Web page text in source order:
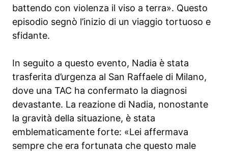
battendo con violenza il viso a terra». Questo
episodio segnò l’inizio di un viaggio tortuoso e
sfidante.
In seguito a questo evento, Nadia è stata
trasferita d’urgenza al San Raffaele di Milano,
dove una TAC ha confermato la diagnosi
devastante. La reazione di Nadia, nonostante
la gravità della situazione, è stata
emblematicamente forte: «Lei affermava
sempre che era fortunata che questo male